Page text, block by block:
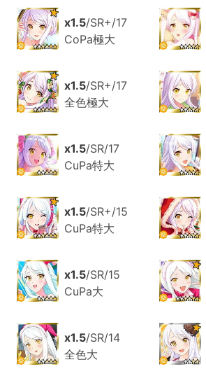
x1.5/SR+/17
CoPa極大
x1.5/SR+/17
全色極大
x1.5/SR/17
CuPa特大
x1.5/SR+/15
CuPa特大
x1.5/SR/15
CuPa大
x1.5/SR/14
全色大